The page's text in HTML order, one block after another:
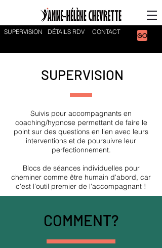
DÉTAILS RDV
SUPERVISION CONTACT
SUPERVISION
Suivis pour accompagnants en
coaching/hypnose permettant de faire le
point sur des questions en lien avec leurs
interventions et de poursuivre leur
perfectionnement.
Blocs de séances individuelles pour
cheminer comme être humain d'abord, car
c'est l'outil premier de l'accompagnant !
COMMENT?